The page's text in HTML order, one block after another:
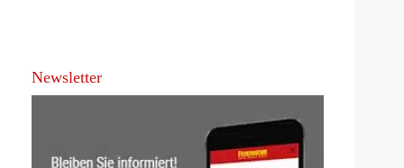
Newsletter